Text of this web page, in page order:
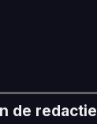
de redactie